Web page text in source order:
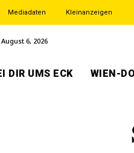
Mediadaten Kleinanzeigen
6, 2026
DIR UMS ECK WIEN-